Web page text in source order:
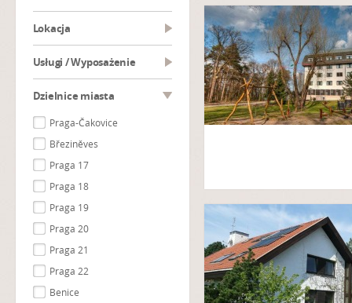
Lokacja
Usługi / Wyposażenie
Dzielnice miasta
Praga-Čakovice
Březiněves
Praga 17
Praga 18
Praga 19
Praga 20
Praga 21
Praga 22
Benice